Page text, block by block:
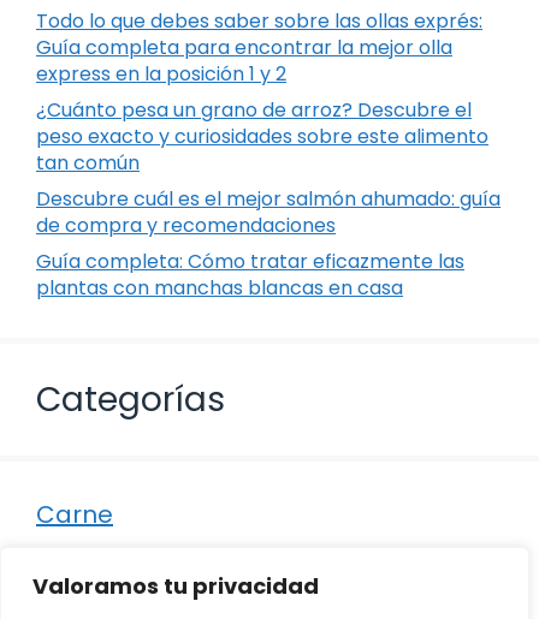
Valoramos tu privacidad
Todo lo que debes saber sobre las ollas exprés:
Guía completa para encontrar la mejor olla
express en la posición 1 y 2
¿Cuánto pesa un grano de arroz? Descubre el
peso exacto y curiosidades sobre este alimento
tan común
Descubre cuál es el mejor salmón ahumado: guía
de compra y recomendaciones
Guía completa: Cómo tratar eficazmente las
plantas con manchas blancas en casa
Categorías
Carne